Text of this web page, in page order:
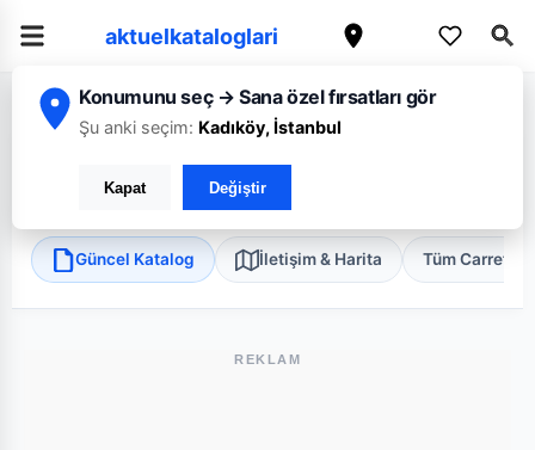
aktuelkataloglari
Konumunu seç → Sana özel fırsatları gör
Şu anki seçim: Kadıköy, İstanbul
Kapat Değiştir
Ana Sayfa/Tekirdağ /CarrefourSA /Tekirdağ Çorlu Çetin Emeç
Çorlu, Tekirdağ
Güncel Katalog İletişim & Harita Tüm
REKLAM